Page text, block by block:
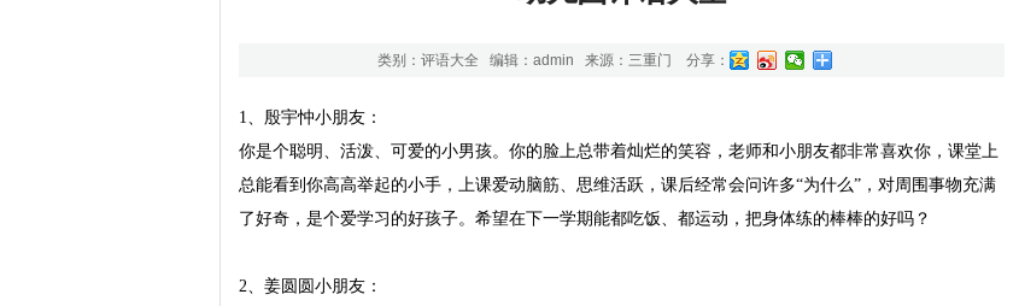
类别： 评语大全 编辑：admin 来源： 三重门 分享：
1、殷宇忡小朋友：
你是个聪明、活泼、可爱的小男孩。你的脸上总带着灿烂的笑容，老师和小朋友都非常喜欢你，课堂上
总能看到你高高举起的小手，上课爱动脑筋、思维活跃，课后经常会问许多“为什么”，对周围事物充满
了好奇，是个爱学习的好孩子。希望在下一学期能都吃饭、都运动，把身体练的棒棒的好吗？
2、姜圆圆小朋友：